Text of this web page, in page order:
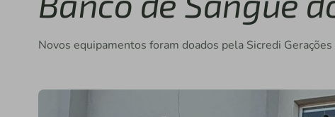
Novos equipamentos foram doados pela Sicredi